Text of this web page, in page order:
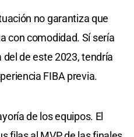
no garantiza que
con comodidad. Sí sería
de este 2023, tendría
FIBA previa.
de los equipos. El